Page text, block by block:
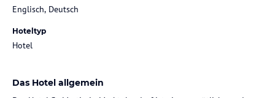
Englisch, Deutsch
Hoteltyp
Hotel
Das Hotel allgemein